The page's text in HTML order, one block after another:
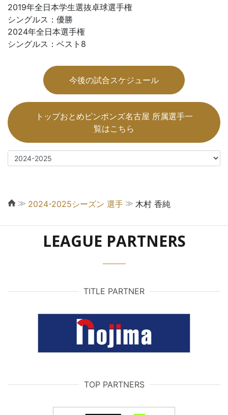
2019年全日本学生選抜卓球選手権
シングルス：優勝
2024年全日本選手権
シングルス：ベスト8
今後の試合スケジュール
トップおとめピンポンズ名古屋 所属選手一
覧はこちら
≫ 2024-2025シーズン 選手 ≫ 木村 香純
LEAGUE PARTNERS
TITLE PARTNER
TOP PARTNERS